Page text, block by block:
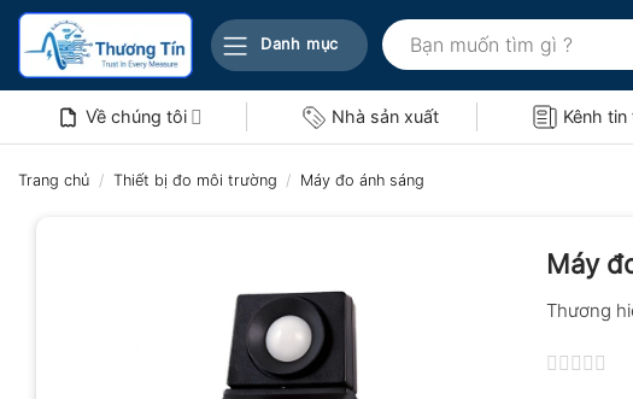
Bỏ
nội
Danh mục
Tìm
kiếm:
Về chúng tôi Nhà sản xuất Kênh
Trang chủ / Thiết bị đo môi trường / Máy đo ánh sáng
Máy
Thương